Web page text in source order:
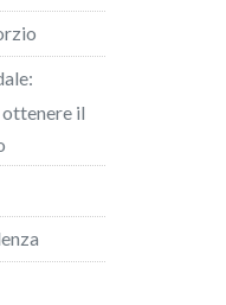
ottenere il